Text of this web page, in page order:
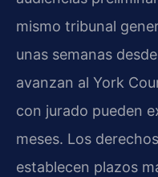
mismo tribunal
unas semanas
avanzan al York
con jurado pueden
meses. Los
establecen plazos